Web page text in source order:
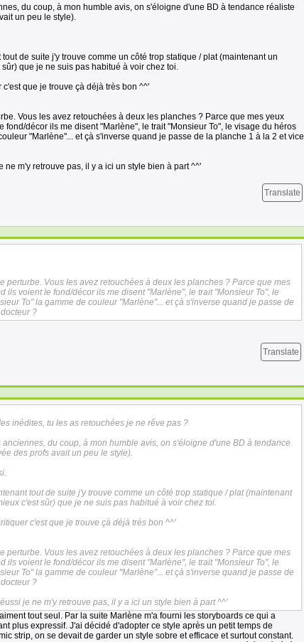
du coup, à mon humble avis, on s'éloigne d'une BD à tendance réaliste
un peu le style).
de suite j'y trouve comme un côté trop statique / plat (maintenant un
que je ne suis pas habitué à voir chez toi.
que je trouve çà déjà très bon ^^'
Vous les avez retouchées à deux les planches ? Parce que mes yeux
décor ils me disent "Marlène", le trait "Monsieur To", le visage du héros
"Marlène"... et çà s'inverse quand je passe de la planche 1 à la 2 et vice
ne m'y retrouve pas, il y a ici un style bien à part ^^'
Translate
perturbe. Vous les avez retouchées à deux les planches ? Parce que mes
ils voient le fond/décor ils me disent "Marlène", le trait "Monsieur To", le
To" la gamme de couleur "Marlène"... et çà s'inverse quand je passe de
?
Translate
inédites, tu les as retouchées je ne rêve pas ?
du coup, à mon humble avis, on s'éloigne d'une BD à tendance
des profs avait un peu le style).
tout de suite j'y trouve comme un côté trop statique / plat (maintenant
c'est sûr) que je ne suis pas habitué à voir chez toi.
c'est que je trouve çà déjà très bon ^^'
perturbe. Vous les avez retouchées à deux les planches ? Parce que mes
ils voient le fond/décor ils me disent "Marlène", le trait "Monsieur To", le
To" la gamme de couleur "Marlène"... et çà s'inverse quand je passe de
?
je ne m'y retrouve pas, il y a ici un style bien à part ^^'
tout seul. Par la suite Marlène m'a fourni les storyboards ce qui a
plus expressif. J'ai décidé d'adopter ce style après un petit temps de
strip, on se devait de garder un style sobre et efficace et surtout constant.